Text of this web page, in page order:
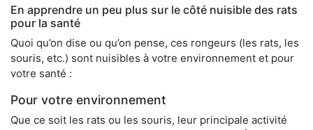
En apprendre un peu plus sur le côté nuisible des rats
pour la santé
Quoi qu’on dise ou qu’on pense, ces rongeurs (les rats, les
souris, etc.) sont nuisibles à votre environnement et pour
votre santé :
Pour votre environnement
Que ce soit les rats ou les souris, leur principale activité